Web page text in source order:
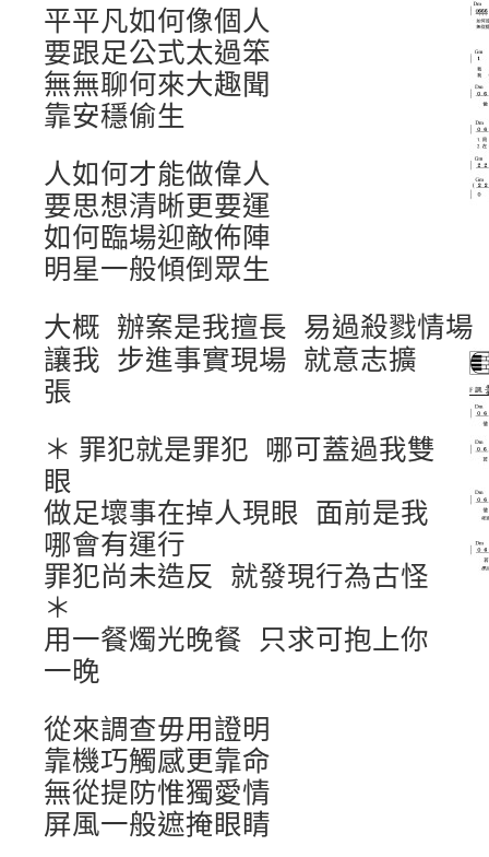
平平凡如何像個人
要跟足公式太過笨
無無聊何來大趣聞
靠安穩偷生
人如何才能做偉人
要思想清晰更要運
如何臨場迎敵佈陣
明星一般傾倒眾生
大概 辦案是我擅長 易過殺戮情場
讓我 步進事實現場 就意志擴
張
＊ 罪犯就是罪犯 哪可蓋過我雙
眼
做足壞事在掉人現眼 面前是我
哪會有運行
罪犯尚未造反 就發現行為古怪
＊
用一餐燭光晚餐 只求可抱上你
一晚
從來調查毋用證明
靠機巧觸感更靠命
無從提防惟獨愛情
屏風一般遮掩眼睛